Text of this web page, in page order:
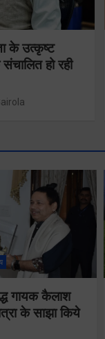
के उत्कृष्ट
हो रही
गायक कैलाश
के साझा किये